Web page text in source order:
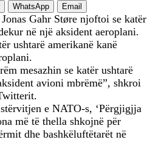
WhatsApp Email
Gahr Støre njoftoi se katër
në një aksident aeroplani.
ushtarë amerikanë kanë
mesazhin se katër ushtarë
avioni mbrëmë”, shkroi
e NATO-s, ‘Përgjigjja
më të thella shkojnë për
dhe bashkëluftëtarët në